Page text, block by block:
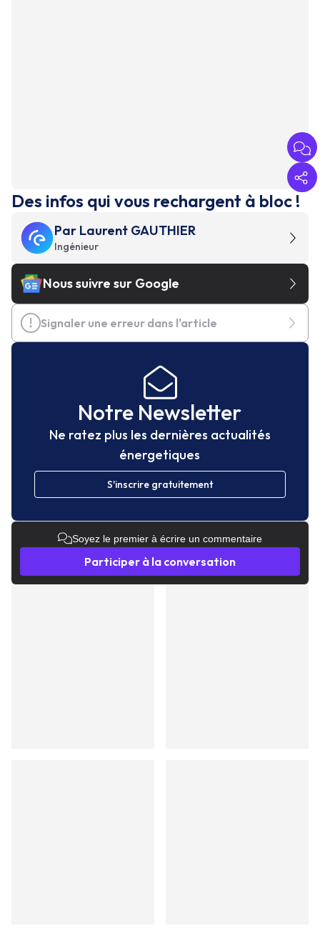
Des infos qui vous rechargent à bloc !
Par Laurent GAUTHIER
Ingénieur
Nous suivre sur Google
Signaler une erreur dans l'article
Notre Newsletter
Ne ratez plus les dernières actualités
énergetiques
S'inscrire gratuitement
Soyez le premier à écrire un commentaire
Participer à la conversation